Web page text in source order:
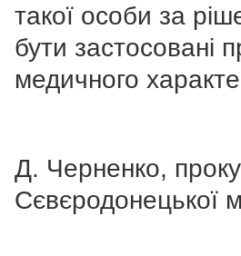
такої особи за
бути застосовані
медичного
Д. Черненко,
Сєвєродонецької